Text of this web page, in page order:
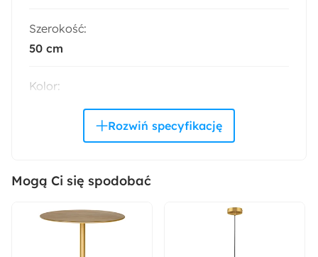
Szerokość:
50 cm
Kolor:
Stojący
Mogą Ci się spodobać